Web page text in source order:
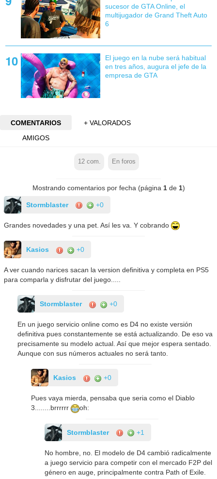
sucesor de GTA Online, el
multijugador de Grand Theft Auto
6
El juego en la nube será habitual
en tres años, augura el jefe de la
empresa de GTA
COMENTARIOS
+ VALORADOS
AMIGOS
12com. En foros
Mostrando comentarios por fecha (página 1de 1)
Stormblaster +0
Grandes novedades y una pet. Así les va. Y cobrando
Kasios +0
A ver cuando narices sacan la version definitiva y completa en PS5
para comparla y disfrutar del juego.....
Stormblaster +0
En un juego servicio online como es D4 no existe versión
definitiva pues constantemente se está actualizando. De eso va
precisamente su modelo actual. Así que mejor espera sentado.
Aunque con sus números actuales no será tanto.
Kasios +0
Pues vaya mierda, pensaba que seria como el Diablo
3........brrrrrr
oh:
Stormblaster +1
No hombre, no. El modelo de D4 cambió radicalmente
a juego servicio para competir con el mercado F2P del
género en auge, principalmente contra Path of Exile.